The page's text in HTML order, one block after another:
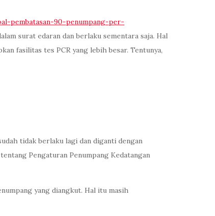
pembatasan-90-penumpang-per-
surat edaran dan berlaku sementara saja. Hal
fasilitas tes PCR yang lebih besar. Tentunya,
tidak berlaku lagi dan diganti dengan
Pengaturan Penumpang Kedatangan
yang diangkut. Hal itu masih